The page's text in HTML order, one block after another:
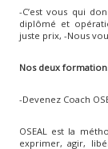
-C’est vous qui
diplômé et
juste prix, -Nous
Nos deux
-Devenez Coach
OSEAL est la
exprimer, agir,